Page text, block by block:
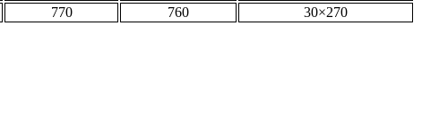
770 760
30×270